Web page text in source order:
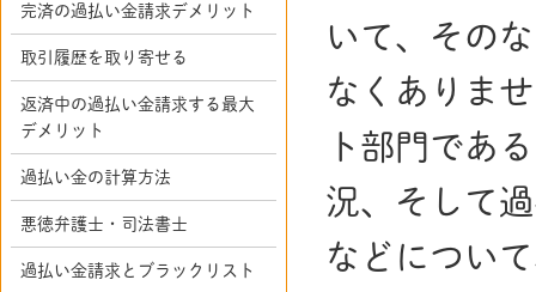
いて、その
なくありま
ト部門であ
況、そして
などについ
完済の過払い金請求デメリット
取引履歴を取り寄せる
返済中の過払い金請求する最大
デメリット
過払い金の計算方法
悪徳弁護士・司法書士
過払い金請求とブラックリスト